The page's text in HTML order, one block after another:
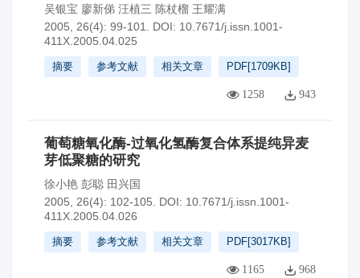
吴银宝 廖新俤 汪植三 陈杖榴 王耀满
2005, 26(4): 99-101.
DOI: 10.7671/j.issn.1001-
411X.2005.04.025
摘要 参考文献 相关文章 PDF[1709KB]
1258 943
葡萄糖氧化酶-过氧化氢酶复合体系提纯异麦
芽低聚糖的研究
徐小艳 彭聪 田兴国
2005, 26(4): 102-105.
DOI: 10.7671/j.issn.1001-
411X.2005.04.026
摘要 参考文献 相关文章 PDF[3017KB]
1165 968